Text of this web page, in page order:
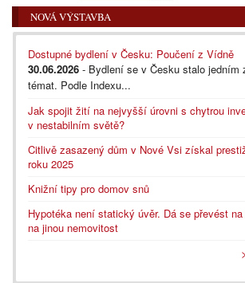
NOVÁ VÝSTAVBA
Dostupné bydlení v Česku: Poučení z Vídně
30.06.2026 - Bydlení se v Česku stalo jedním
témat. Podle Indexu...
Jak spojit žití na nejvyšší úrovni s chytrou
v nestabilním světě?
Citlivě zasazený dům v Nové Vsi získal
roku 2025
Knižní tipy pro domov snů
Hypotéka není statický úvěr. Dá se převést
na jinou nemovitost